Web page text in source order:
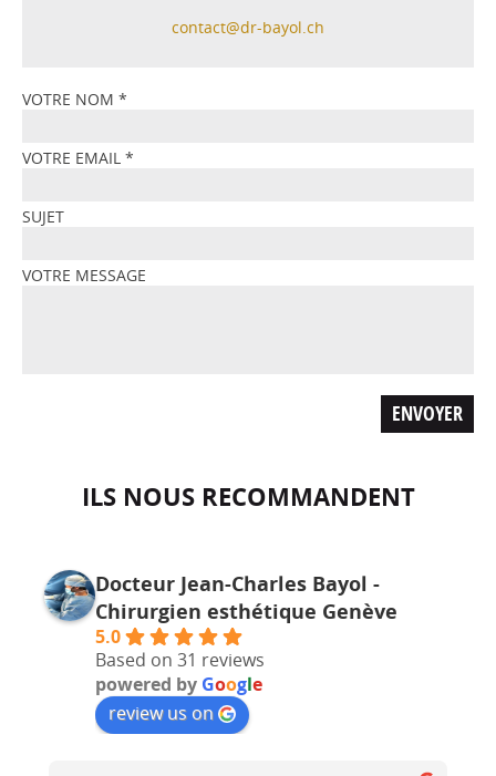
contact@dr-bayol.ch
VOTRE NOM *
VOTRE EMAIL *
SUJET
VOTRE MESSAGE
ILS NOUS RECOMMANDENT
Docteur Jean-Charles Bayol -
Chirurgien esthétique Genève
5.0
Based on 31 reviews
powered by Google
review us on